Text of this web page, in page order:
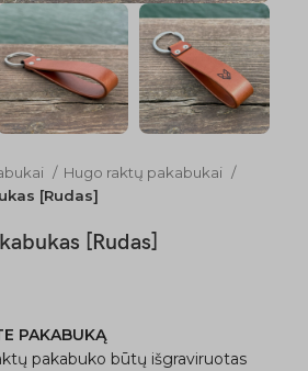
Hugo raktų pakabukai
[Rudas]
[Rudas]
PAKABUKĄ
pakabuko būtų išgraviruotas